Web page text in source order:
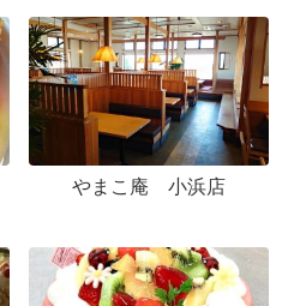
やまこ庵 小浜店